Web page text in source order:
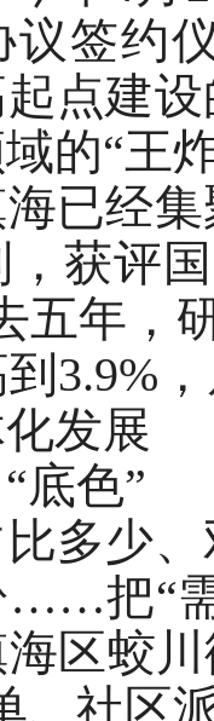
议签约
点建
的“王
经集
获评
五年，
3.9%
发展
色”
少、
……把“
区蛟
、社区